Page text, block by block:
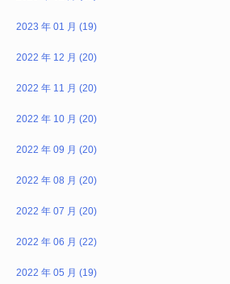
2023 年 01 月 (19)
2022 年 12 月 (20)
2022 年 11 月 (20)
2022 年 10 月 (20)
2022 年 09 月 (20)
2022 年 08 月 (20)
2022 年 07 月 (20)
2022 年 06 月 (22)
2022 年 05 月 (19)